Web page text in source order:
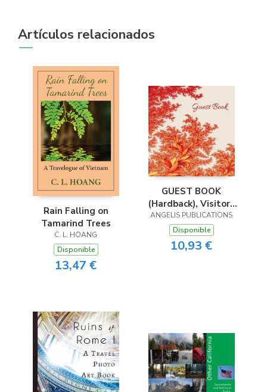
Artículos relacionados
Rain Falling on
Tamarind Trees
C. L. HOANG
Disponible
13,47 €
GUEST BOOK
(Hardback), Visitors
Book, Comments
Book, Guest
Comments Book,
House Guest Book,
ANGELIS PUBLICATIONS
Disponible
10,93 €